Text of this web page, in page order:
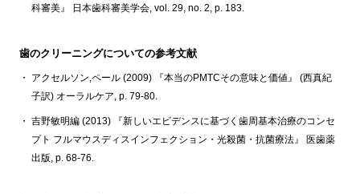
科審美』 日本歯科審美学会, vol. 29, no. 2, p. 183.
歯のクリーニングについての参考文献
アクセルソン,ペール (2009) 『本当のPMTCその意味と価値』 (西真紀
子訳) オーラルケア, p. 79-80.
吉野敏明編 (2013) 『新しいエビデンスに基づく歯周基本治療のコンセ
プト フルマウスディスインフェクション・光殺菌・抗菌療法』 医歯薬
出版, p. 68-76.